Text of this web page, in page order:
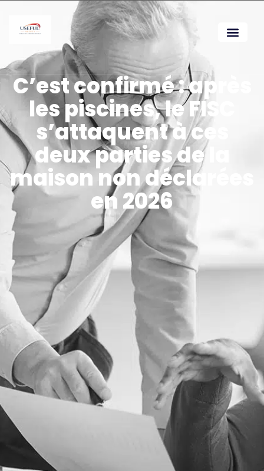
C’est confirmé : après
les piscines, le FISC
s’attaquent à ces
deux parties de la
maison non déclarées
en 2026